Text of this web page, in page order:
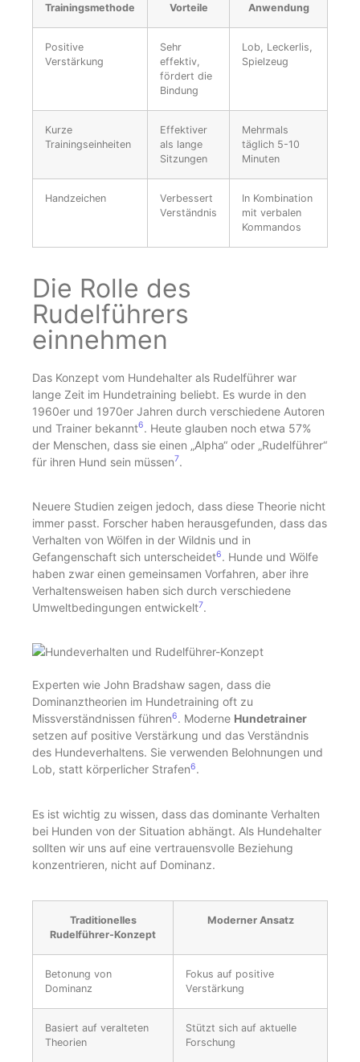
Trainingsmethode Vorteile Anwendung
Positive
Verstärkung
Sehr
effektiv,
fördert die
Bindung
Lob, Leckerlis,
Spielzeug
Kurze
Trainingseinheiten
Effektiver
als lange
Sitzungen
Mehrmals
täglich 5-10
Minuten
Handzeichen
Verbessert
Verständnis
In Kombination
mit verbalen
Kommandos
Die Rolle des
Rudelführers
einnehmen
Das Konzept vom Hundehalter als Rudelführer war
lange Zeit im Hundetraining beliebt. Es wurde in den
1960er und 1970er Jahren durch verschiedene Autoren
und Trainer bekannt6. Heute glauben noch etwa 57%
der Menschen, dass sie einen „Alpha“ oder „Rudelführer“
für ihren Hund sein müssen7.
Neuere Studien zeigen jedoch, dass diese Theorie nicht
immer passt. Forscher haben herausgefunden, dass das
Verhalten von Wölfen in der Wildnis und in
Gefangenschaft sich unterscheidet6. Hunde und Wölfe
haben zwar einen gemeinsamen Vorfahren, aber ihre
Verhaltensweisen haben sich durch verschiedene
Umweltbedingungen entwickelt7.
Experten wie John Bradshaw sagen, dass die
Dominanztheorien im Hundetraining oft zu
Missverständnissen führen6. Moderne Hundetrainer
setzen auf positive Verstärkung und das Verständnis
des Hundeverhaltens. Sie verwenden Belohnungen und
Lob, statt körperlicher Strafen6.
Es ist wichtig zu wissen, dass das dominante Verhalten
bei Hunden von der Situation abhängt. Als Hundehalter
sollten wir uns auf eine vertrauensvolle Beziehung
konzentrieren, nicht auf Dominanz.
Traditionelles
Rudelführer-Konzept
Moderner Ansatz
Betonung von
Dominanz
Fokus auf positive
Verstärkung
Basiert auf veralteten
Theorien
Stützt sich auf aktuelle
Forschung